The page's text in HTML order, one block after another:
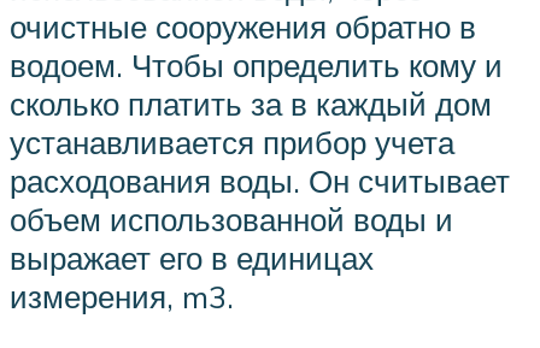
очистные сооружения обратно в
водоем. Чтобы определить кому и
сколько платить за в каждый дом
устанавливается прибор учета
расходования воды. Он считывает
объем использованной воды и
выражает его в единицах
измерения, m3.